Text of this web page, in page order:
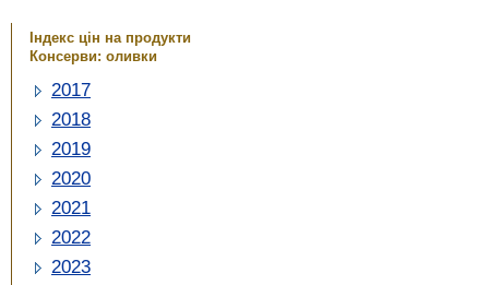
Індекс цін на продукти
Консерви: оливки
2017
2018
2019
2020
2021
2022
2023